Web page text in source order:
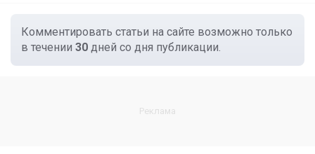
Комментировать статьи на сайте возможно только
в течении 30 дней со дня публикации.